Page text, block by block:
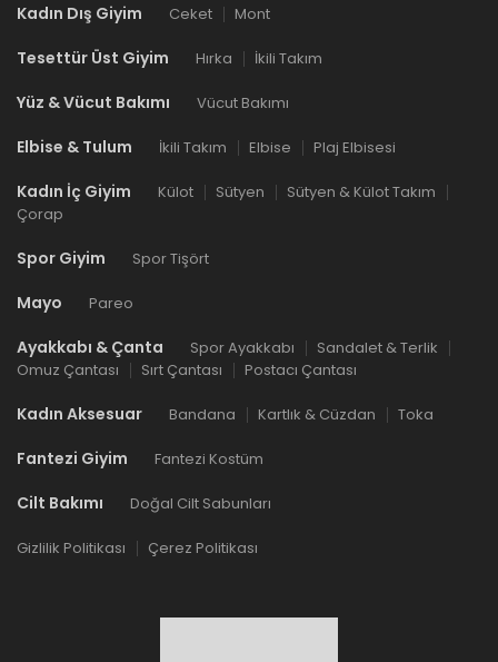
Kadın Dış Giyim Ceket Mont
Tesettür Üst Giyim Hırka İkili Takım
Yüz & Vücut Bakımı Vücut Bakımı
Elbise & Tulum İkili Takım Elbise Plaj Elbisesi
Kadın İç Giyim Külot Sütyen
Sütyen & Külot Takım
Çorap
Spor Giyim Spor Tişört
Mayo Pareo
Ayakkabı & Çanta Spor Ayakkabı
Sandalet & Terlik
Omuz Çantası
Sırt Çantası Postacı Çantası
Kadın Aksesuar Bandana Kartlık & Cüzdan Toka
Fantezi Giyim Fantezi Kostüm
Cilt Bakımı Doğal Cilt Sabunları
Gizlilik Politikası Çerez Politikası